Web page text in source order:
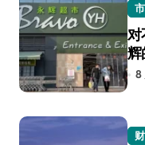
辉
8